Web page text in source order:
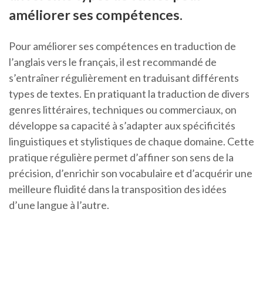
améliorer ses compétences.
Pour améliorer ses compétences en traduction de
l’anglais vers le français, il est recommandé de
s’entraîner régulièrement en traduisant différents
types de textes. En pratiquant la traduction de divers
genres littéraires, techniques ou commerciaux, on
développe sa capacité à s’adapter aux spécificités
linguistiques et stylistiques de chaque domaine. Cette
pratique régulière permet d’affiner son sens de la
précision, d’enrichir son vocabulaire et d’acquérir une
meilleure fluidité dans la transposition des idées
d’une langue à l’autre.